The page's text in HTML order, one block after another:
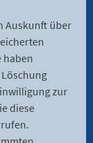
Auskunft über
haben
zur
diese